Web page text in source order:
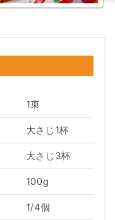
1束
大さじ1杯
大さじ3杯
100g
1/4個